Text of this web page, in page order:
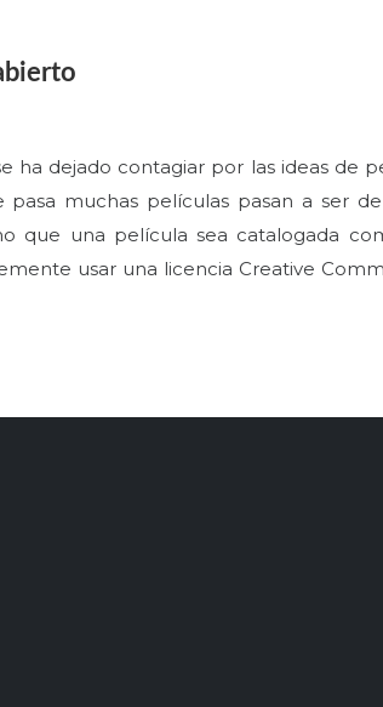
ha dejado contagiar por las ideas de
muchas películas pasan a ser
que una película sea catalogada
usar una licencia Creative